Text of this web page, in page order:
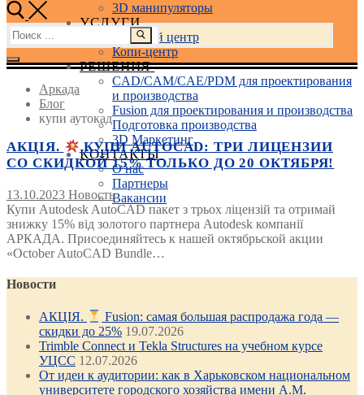
3D манипуляторы
УСЛУГИ
Учебный центр
Копи-центр
РЕШЕНИЯ
CAD/CAM/CAE/PDM для проектирования
и производства
Fusion для проектирования и производства
Подготовка производства
3D Маркетинг
КОНТАКТЫ
О нас
Партнеры
Вакансии
Найти:
Аркада
Блог
купи аутокад
АКЦІЯ.
КУПИ AUTOCAD: ТРИ ЛИЦЕНЗИИ
СО СКИДКОЙ 15% ТОЛЬКО ДО 20 ОКТЯБРЯ!
13.10.2023 Новость
Купи Autodesk AutoCAD пакет з трьох ліцензій та отримай
знижку 15% від золотого партнера Autodesk компанії
АРКАДА. Присоединяйтесь к нашей октябрьской акции
«October AutoCAD Bundle…
Новости
АКЦІЯ.
Fusion: самая большая распродажа года —
скидки до 25% 19.07.2026
Trimble Connect и Tekla Structures на учебном курсе
УЦСС 12.07.2026
От идеи к аудитории: как в Харьковском национальном
университете городского хозяйства имени А.М.